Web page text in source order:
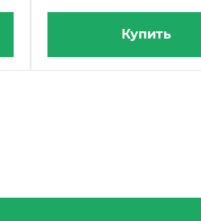
Купить